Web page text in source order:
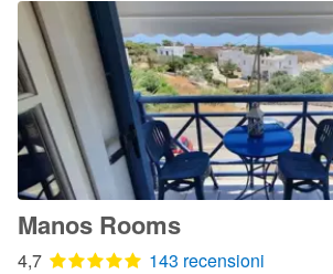
Manos Rooms
4,7
143 recensioni